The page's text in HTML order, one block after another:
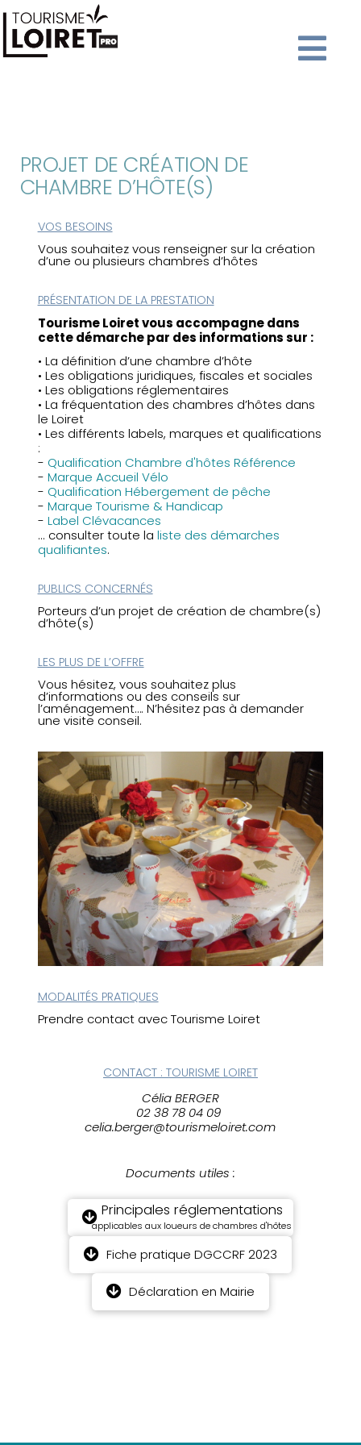
PROJET DE CRÉATION DE
CHAMBRE D’HÔTE(S)
VOS BESOINS
Vous souhaitez vous renseigner sur la création
d’une ou plusieurs chambres d’hôtes
PRÉSENTATION DE LA PRESTATION
Tourisme Loiret vous accompagne dans
cette démarche par des informations sur :
• La définition d’une chambre d’hôte
• Les obligations juridiques, fiscales et sociales
• Les obligations réglementaires
• La fréquentation des chambres d’hôtes dans
le Loiret
• Les différents labels, marques et qualifications
:
- Qualification Chambre d'hôtes Référence
- Marque Accueil Vélo
- Qualification Hébergement de pêche
- Marque Tourisme & Handicap
- Label Clévacances
... consulter toute la liste des démarches
qualifiantes.
PUBLICS CONCERNÉS
Porteurs d’un projet de création de chambre(s)
d’hôte(s)
LES PLUS DE L’OFFRE
Vous hésitez, vous souhaitez plus
d’informations ou des conseils sur
l’aménagement…. N’hésitez pas à demander
une visite conseil.
MODALITÉS PRATIQUES
Prendre contact avec Tourisme Loiret
CONTACT : TOURISME LOIRET
Célia BERGER
02 38 78 04 09
celia.berger@tourismeloiret.com
Documents utiles :
Principales réglementations
applicables aux loueurs de chambres d'hôtes
Fiche pratique DGCCRF 2023
Déclaration en Mairie